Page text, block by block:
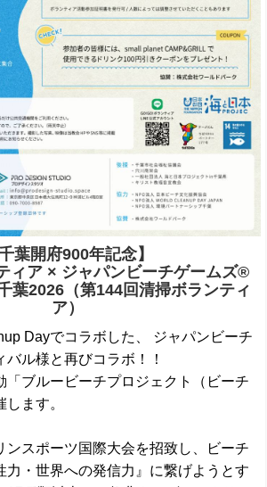
千葉開府900年記念】
ィア × ジャパンビーチゲームズ®
葉2026（第144回清掃ボランティ
ア）
Dayでコラボした、 ジャパンビーチ
ル様と再びコラボ！！
「ブルービーチプロジェクト（ビーチ
ます。
ンスポーツ国際大会を招致し、ビーチ
力・世界への発信力』に繋げようとす